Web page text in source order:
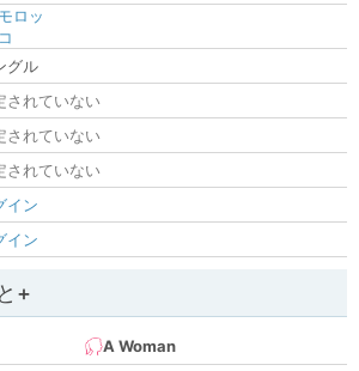
モロッ
コ
グル
されていない
されていない
されていない
イン
イン
+
A Woman